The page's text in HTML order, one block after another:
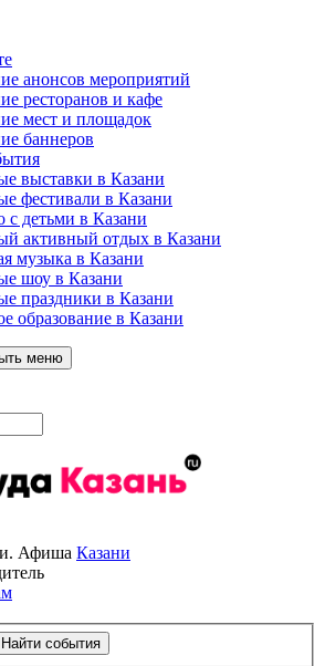
анонсов мероприятий
ресторанов и кафе
мест и площадок
баннеров
выставки в Казани
фестивали в Казани
с детьми в Казани
активный отдых в Казани
музыка в Казани
шоу в Казани
праздники в Казани
образование в Казани
меню
Афиша Казани